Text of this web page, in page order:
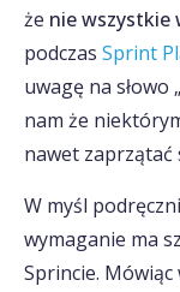
że nie wszystkie
podczas Sprint
uwagę na
nam że
nawet zaprzątać
W myśl
wymaganie ma
Sprincie.